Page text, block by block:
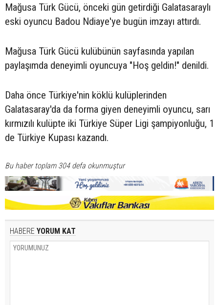
Mağusa Türk Gücü, önceki gün getirdiği Galatasaraylı
eski oyuncu Badou Ndiaye'ye bugün imzayı attırdı.
Mağusa Türk Gücü kulübünün sayfasında yapılan
paylaşımda deneyimli oyuncuya "Hoş geldin!" denildi.
Daha önce Türkiye'nin köklü kulüplerinden
Galatasaray'da da forma giyen deneyimli oyuncu, sarı
kırmızılı kulüpte iki Türkiye Süper Ligi şampiyonluğu, 1
de Türkiye Kupası kazandı.
Bu haber toplam 304 defa okunmuştur
HABERE YORUM KAT